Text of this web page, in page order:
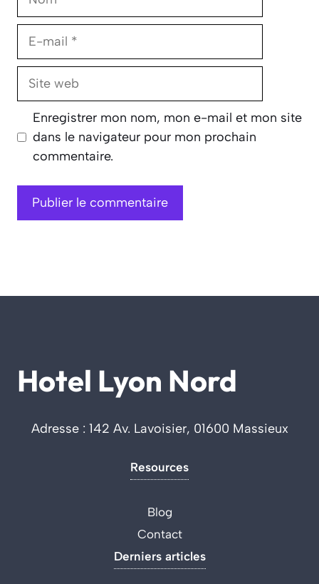
E-
Site
Enregistrer mon nom, mon e-mail et mon site
dans le navigateur pour mon prochain
commentaire.
Hotel Lyon Nord
Adresse : 142 Av. Lavoisier, 01600 Massieux
Resources
Blog
Contact
Derniers articles